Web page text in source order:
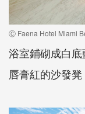
Ⓒ Faena Hotel Miami
浴室鋪砌成白
唇膏紅的沙發凳